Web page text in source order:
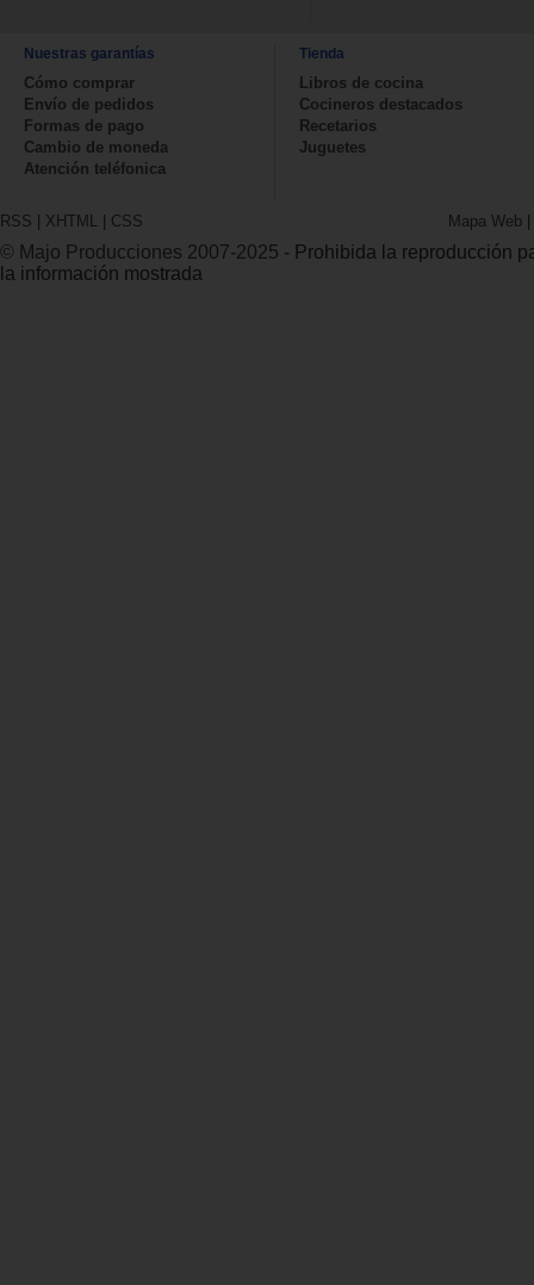
Nuestras garantías
Cómo comprar
Envío de pedidos
Formas de pago
Cambio de moneda
Atención teléfonica
Tienda
Libros de cocina
Cocineros destacados
Recetarios
Juguetes
RSS | XHTML | CSS Mapa Web |
© Majo Producciones 2007-2025 - Prohibida la reproducción
la información mostrada